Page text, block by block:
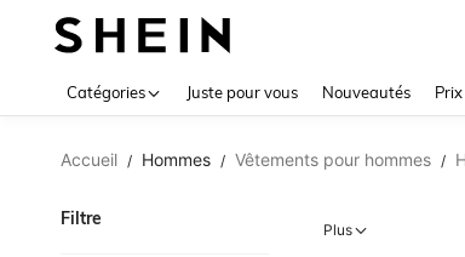
Catégories Juste pour vous Nouveautés
Accueil / Hommes / Vêtements pour hommes /
Filtre
Plus